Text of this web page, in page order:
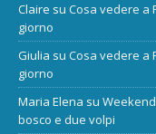
Claire su Cosa vedere a
giorno
Giulia su Cosa vedere a
giorno
Maria Elena su
bosco e due volpi